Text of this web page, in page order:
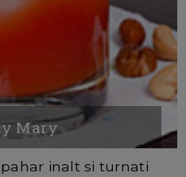
Mary
inalt si turnati